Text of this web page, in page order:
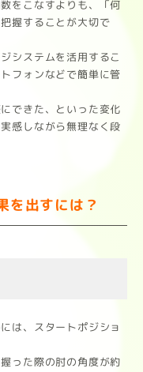
をこなすよりも、「何
握することが大切で
システムを活用するこ
フォンなどで簡単に管
できた、といった変化
感しながら無理なく段
を出すには？
は、スタートポジショ
った際の肘の角度が約